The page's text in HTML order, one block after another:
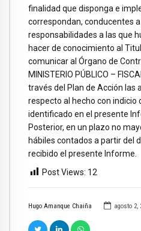
Hugo Amanque Chaiña agosto 2,
finalidad que disponga e
correspondan, conducentes
responsabilidades a las que
hacer de conocimiento al
comunicar al Órgano de
MINISTERIO PÚBLICO –
través del Plan de Acción las
respecto al hecho con indicio
identificado en el presente
Posterior, en un plazo no
hábiles contados a partir del
recibido el presente Informe.
Post Views: 12